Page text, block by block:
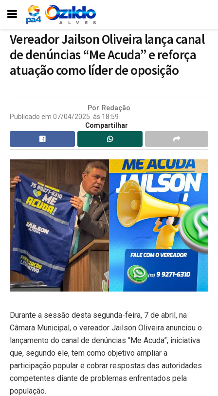
Vereador Jailson Oliveira lança canal
de denúncias “Me Acuda” e reforça
atuação como líder de oposição
Por Redação
Publicado em 07/04/2025 às 18:59
Compartilhar
Durante a sessão desta segunda-feira, 7 de abril, na
Câmara Municipal, o vereador Jailson Oliveira anunciou o
lançamento do canal de denúncias “Me Acuda”, iniciativa
que, segundo ele, tem como objetivo ampliar a
participação popular e cobrar respostas das autoridades
competentes diante de problemas enfrentados pela
população.